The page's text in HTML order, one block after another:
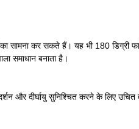
सामना कर सकते हैं। यह भी 180 डिग्री
समाधान बनाता है।
और दीर्घायु सुनिश्चित करने के लिए उचित